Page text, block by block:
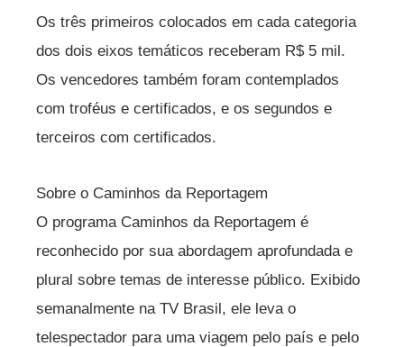
Os três primeiros colocados em cada categoria
dos dois eixos temáticos receberam R$ 5 mil.
Os vencedores também foram contemplados
com troféus e certificados, e os segundos e
terceiros com certificados.
Sobre o Caminhos da Reportagem
O programa Caminhos da Reportagem é
reconhecido por sua abordagem aprofundada e
plural sobre temas de interesse público. Exibido
semanalmente na TV Brasil, ele leva o
telespectador para uma viagem pelo país e pelo